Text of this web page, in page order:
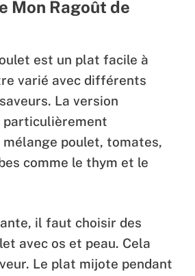
Mon Ragoût de
est un plat facile à
varié avec différents
La version
particulièrement
mélange poulet, tomates,
comme le thym et le
il faut choisir des
avec os et peau. Cela
Le plat mijote pendant